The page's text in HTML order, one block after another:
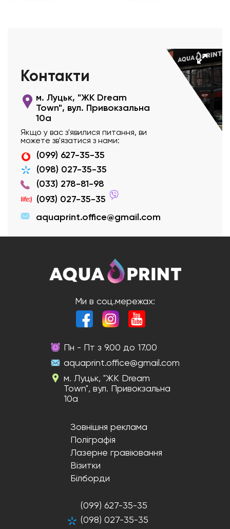
Контакти
м. Луцьк, "ЖК Dream
Town", вул. Привокзальна
10а
Якщо у вас з'явилися питання, ви
можете зв'язатися з нами:
(099) 627-35-35
(098) 027-35-35
(033) 278-81-98
(093) 027-35-35
aquaprint.office@gmail.com
Ми в соц.мережах:
Пн - Пт з 9.00 до 17.00
aquaprint.office@gmail.com
м. Луцьк, "ЖК Dream
Town", вул. Привокзальна
10а
Зовнішня реклама
Поліграфія
Лазерне гравіювання
Візитки
Білборди
(099) 627-35-35
(098) 027-35-35